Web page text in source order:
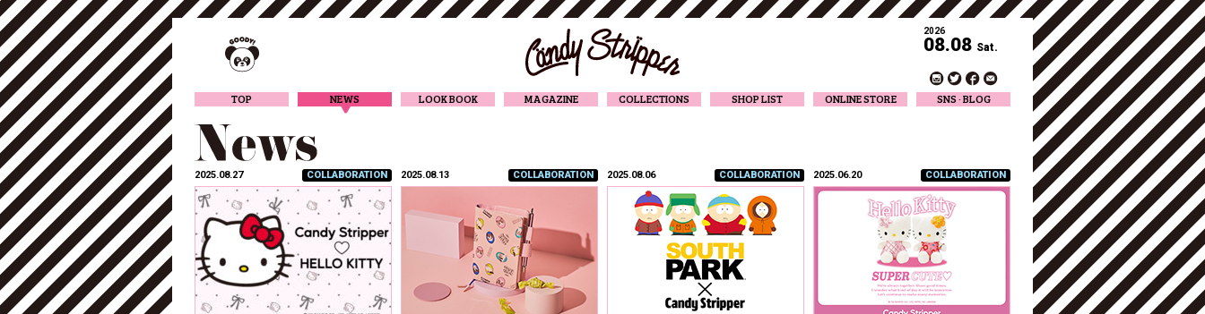
2026
08.08 Sat.
TOP NEWS LOOK BOOK MAGAZINE COLLECTIONS SHOP LIST ONLINE STORE SNS · BLOG
Designer Instagram
Designer BLOG
2025.08.27 COLLABORATION 2025.08.13 COLLABORATION 2025.08.06 COLLABORATION 2025.06.20 COLLABORATION